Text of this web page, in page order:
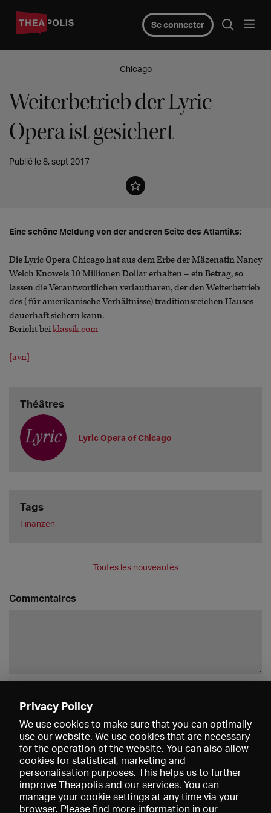
Se connecter
Chicago
Weiterbetrieb der Lyric
Opera ist gesichert
Publié le 8. sept 2017
Eine schöne Meldung von der anderen Seite des Atlantiks:
Die Lyric Opera Chicago hat aus dem Erbe der Mäzenatin Nancy
Welch Knowels 10 Millionen Dollar erhalten – ein Betrag, so
lassen die Verantwortlichen verlautbaren, der den Weiterbetrieb
des (für amerikanische Verhältnisse) traditionsreichen Hauses
dauerhaft sichern kann.
Bericht beiklassik.com
[avn]
Théâtres
Lyric Opera of Chicago
Tags
Finanzen
Toutes les nouveautés
Commentaires
Privacy Policy
We use cookies to make sure that you can optimally
use our website. We use cookies that are necessary
for the operation of the website. You can also allow
cookies for statistical, marketing and
personalisation purposes. This helps us to further
improve Theapolis and our services. You can
manage your cookie settings at any time via your
browser. Please find more information in our